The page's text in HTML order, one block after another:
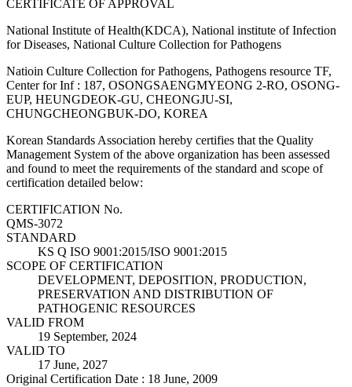
CERTIFICATE OF APPROVAL
National Institute of Health(KDCA), National institute of Infection
for Diseases, National Culture Collection for Pathogens
Natioin Culture Collection for Pathogens, Pathogens resource TF,
Center for Inf : 187, OSONGSAENGMYEONG 2-RO, OSONG-
EUP, HEUNGDEOK-GU, CHEONGJU-SI,
CHUNGCHEONGBUK-DO, KOREA
Korean Standards Association hereby certifies that the Quality
Management System of the above organization has been assessed
and found to meet the requirements of the standard and scope of
certification detailed below:
CERTIFICATION No.
QMS-3072
STANDARD
KS Q ISO 9001:2015/ISO 9001:2015
SCOPE OF CERTIFICATION
DEVELOPMENT, DEPOSITION, PRODUCTION,
PRESERVATION AND DISTRIBUTION OF
PATHOGENIC RESOURCES
VALID FROM
19 September, 2024
VALID TO
17 June, 2027
Original Certification Date : 18 June, 2009